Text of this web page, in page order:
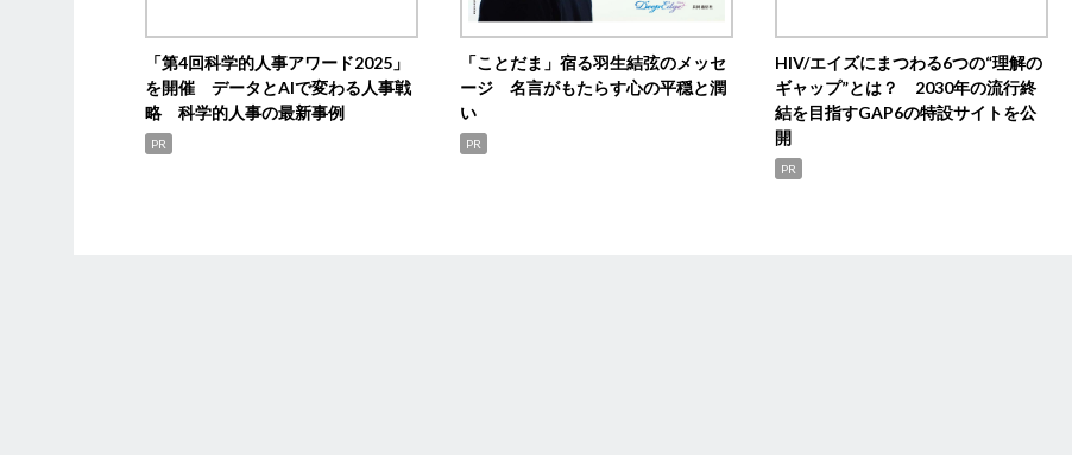
「第4回科学的人事アワード2025」
を開催 データとAIで変わる人事戦
略 科学的人事の最新事例
PR
「ことだま」宿る羽生結弦のメッセ
ージ 名言がもたらす心の平穏と潤
い
PR
HIV/エイズにまつわる6つの“理解の
ギャップ”とは？ 2030年の流行終
結を目指すGAP6の特設サイトを公
開
PR